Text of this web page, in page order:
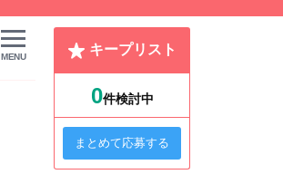
MENU キープリスト
0件検討中
まとめて応募する